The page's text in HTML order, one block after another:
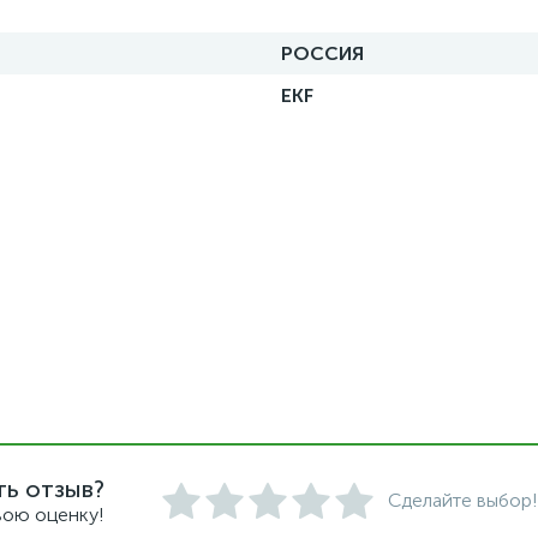
РОССИЯ
EKF
отзыв?
оценку!
Сделайте выбор!